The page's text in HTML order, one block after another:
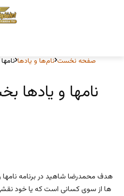
صفحه نخست نام‌ها و یادها
نامها و یادها
هدف محمدرضا شاهید در برنامه نامها
ها از سوی کسانی است که یا خود